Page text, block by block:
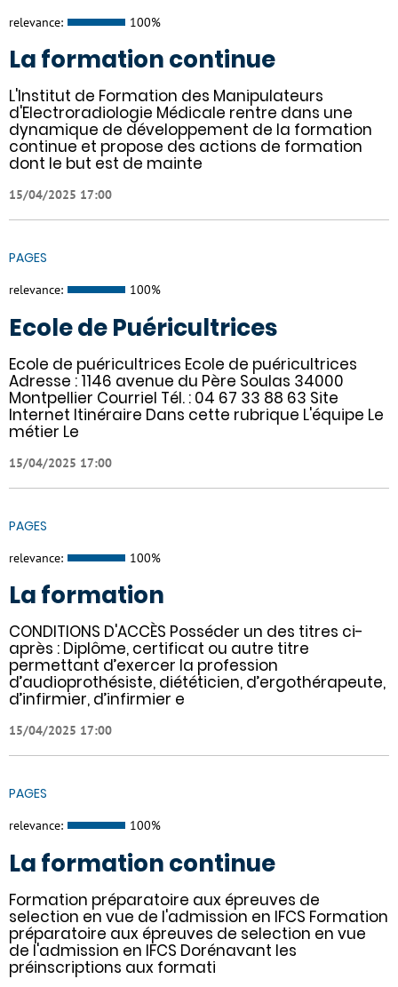
relevance: 100%
La formation continue
L'Institut de Formation des Manipulateurs
d'Electroradiologie Médicale rentre dans une
dynamique de développement de la formation
continue et propose des actions de formation
dont le but est de mainte
15/04/2025 17:00
PAGES
relevance: 100%
Ecole de Puéricultrices
Ecole de puéricultrices Ecole de puéricultrices
Adresse : 1146 avenue du Père Soulas 34000
Montpellier Courriel Tél. : 04 67 33 88 63 Site
Internet Itinéraire Dans cette rubrique L'équipe Le
métier Le
15/04/2025 17:00
PAGES
relevance: 100%
La formation
CONDITIONS D'ACCÈS Posséder un des titres ci-
après : Diplôme, certificat ou autre titre
permettant d’exercer la profession
d’audioprothésiste, diététicien, d’ergothérapeute,
d’infirmier, d’infirmier e
15/04/2025 17:00
PAGES
relevance: 100%
La formation continue
Formation préparatoire aux épreuves de
selection en vue de l'admission en IFCS Formation
préparatoire aux épreuves de selection en vue
de l'admission en IFCS Dorénavant les
préinscriptions aux formati